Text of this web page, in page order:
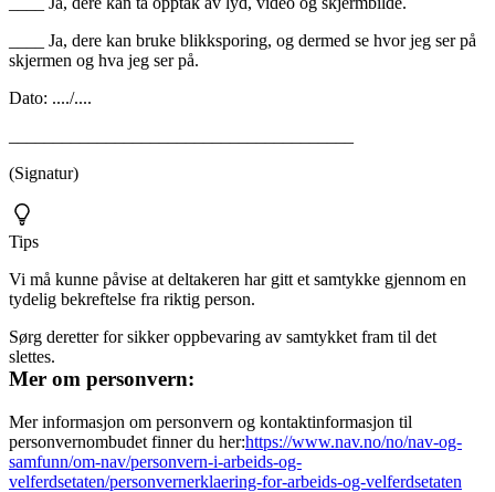
____ Ja, dere kan bruke blikksporing, og dermed se hvor jeg ser på
skjermen og hva jeg ser på.
Dato: ..../....
(Signatur)
Tips
Vi må kunne påvise at deltakeren har gitt et samtykke gjennom en
tydelig bekreftelse fra riktig person.
Sørg deretter for sikker oppbevaring av samtykket fram til det
slettes.
Mer om personvern:
Mer informasjon om personvern og kontaktinformasjon til
personvernombudet finner du her:https://www.nav.no/no/nav-og-
samfunn/om-nav/personvern-i-arbeids-og-
velferdsetaten/personvernerklaering-for-arbeids-og-velferdsetaten